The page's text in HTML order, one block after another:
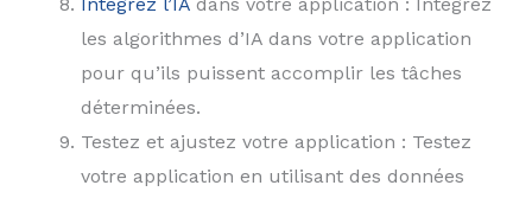
Intégrez l’IA dans votre application : Intégrez
les algorithmes d’IA dans votre application
pour qu’ils puissent accomplir les tâches
déterminées.
Testez et ajustez votre application : Testez
votre application en utilisant des données